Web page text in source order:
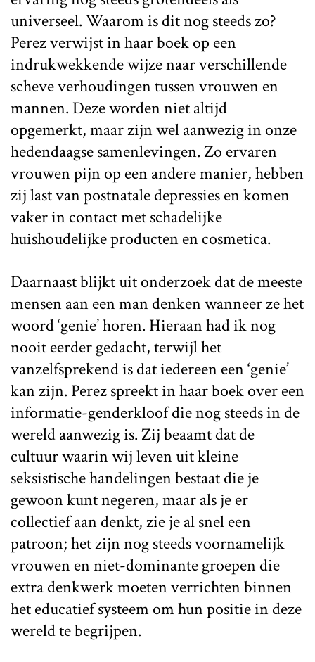
universeel. Waarom is dit nog steeds zo?
Perez verwijst in haar boek op een
indrukwekkende wijze naar verschillende
scheve verhoudingen tussen vrouwen en
mannen. Deze worden niet altijd
opgemerkt, maar zijn wel aanwezig in onze
hedendaagse samenlevingen. Zo ervaren
vrouwen pijn op een andere manier, hebben
zij last van postnatale depressies en komen
vaker in contact met schadelijke
huishoudelijke producten en cosmetica.
Daarnaast blijkt uit onderzoek dat de meeste
mensen aan een man denken wanneer ze het
woord ‘genie’ horen. Hieraan had ik nog
nooit eerder gedacht, terwijl het
vanzelfsprekend is dat iedereen een ‘genie’
kan zijn. Perez spreekt in haar boek over een
informatie-genderkloof die nog steeds in de
wereld aanwezig is. Zij beaamt dat de
cultuur waarin wij leven uit kleine
seksistische handelingen bestaat die je
gewoon kunt negeren, maar als je er
collectief aan denkt, zie je al snel een
patroon; het zijn nog steeds voornamelijk
vrouwen en niet-dominante groepen die
extra denkwerk moeten verrichten binnen
het educatief systeem om hun positie in deze
wereld te begrijpen.